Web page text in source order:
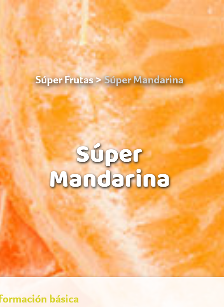
Súper Frutas Súper Mandarina
Súper
Mandarina
básica